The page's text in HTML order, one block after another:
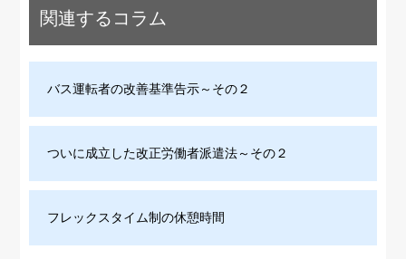
関連するコラム
バス運転者の改善基準告示～その２
ついに成立した改正労働者派遣法～その２
フレックスタイム制の休憩時間